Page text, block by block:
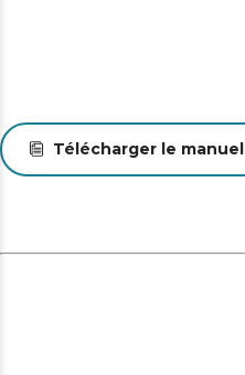
Télécharger le manuel